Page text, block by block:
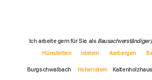
Ich arbeite gern für Sie als Bausachverständiger/
Hünstetten
Idstein Aarbergen
Burgschwalbach Hohenstein